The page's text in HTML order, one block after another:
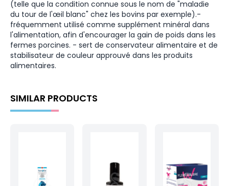
(telle que la condition connue sous le nom de "maladie
du tour de l'œil blanc" chez les bovins par exemple).-
fréquemment utilisé comme supplément minéral dans
l'alimentation, afin d'encourager la gain de poids dans les
fermes porcines. - sert de conservateur alimentaire et de
stabilisateur de couleur approuvé dans les produits
alimentaires.
SIMILAR PRODUCTS